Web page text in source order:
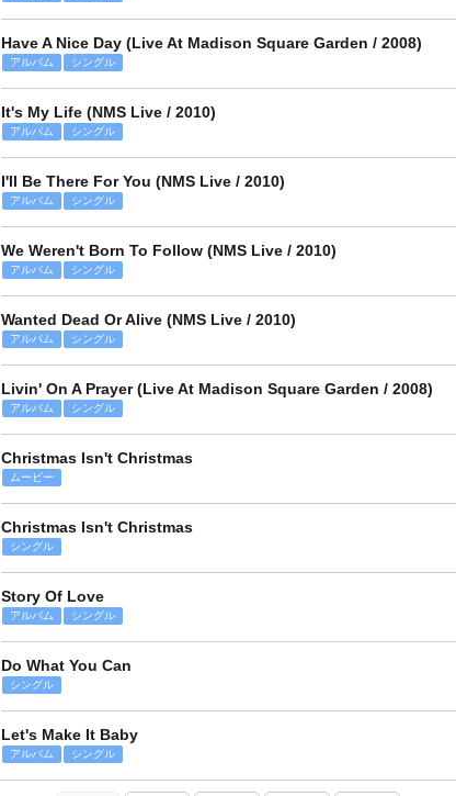
Have A Nice Day (Live At Madison Square Garden / 2008)
アルバム シングル
It's My Life (NMS Live / 2010)
アルバム シングル
I'll Be There For You (NMS Live / 2010)
アルバム シングル
We Weren't Born To Follow (NMS Live / 2010)
アルバム シングル
Wanted Dead Or Alive (NMS Live / 2010)
アルバム シングル
Livin' On A Prayer (Live At Madison Square Garden / 2008)
アルバム シングル
Christmas Isn't Christmas
ムービー
Christmas Isn't Christmas
シングル
Story Of Love
アルバム シングル
Do What You Can
シングル
Let's Make It Baby
アルバム シングル